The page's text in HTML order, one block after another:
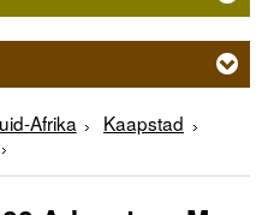
Afrika
Kaapstad